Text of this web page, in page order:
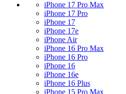
iPhone 17 Pro Max
iPhone 17 Pro
iPhone 17
iPhone 17e
iPhone Air
iPhone 16 Pro Max
iPhone 16 Pro
iPhone 16
iPhone 16e
iPhone 16 Plus
iPhone 15 Pro Max